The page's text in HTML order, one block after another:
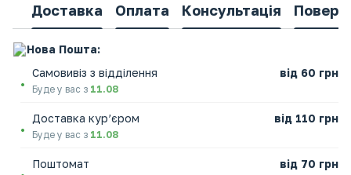
Доставка Оплата Консультація
Нова Пошта:
Самовивіз з відділення
Буде у вас з 11.08
від 60 грн
Доставка кур’єром
Буде у вас з 11.08
від 110 грн
Поштомат від 70 грн